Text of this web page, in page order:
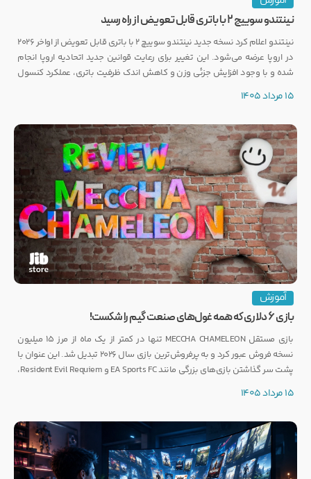
نینتندو سوییچ ۲ با باتری قابل تعویض از راه رسید
نینتندو اعلام کرد نسخه جدید نینتندو سوییچ ۲ با باتری قابل تعویض از اواخر ۲۰۲۶
در اروپا عرضه می‌شود. این تغییر برای رعایت قوانین جدید اتحادیه اروپا انجام
شده و با وجود افزایش جزئی وزن و کاهش اندک ظرفیت باتری، عملکرد کنسول
15 مرداد 1405
آموزش
بازی ۶ دلاری که همه غول‌های صنعت گیم را شکست!
بازی مستقل MECCHA CHAMELEON تنها در کمتر از یک ماه از مرز ۱۵ میلیون
نسخه فروش عبور کرد و به پرفروش‌ترین بازی سال ۲۰۲۶ تبدیل شد. این عنوان با
پشت سر گذاشتن بازی‌های بزرگی مانند EA Sports FC و Resident Evil Requiem،
15 مرداد 1405